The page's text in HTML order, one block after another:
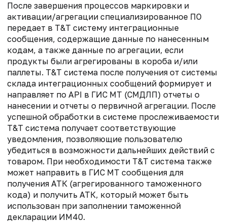
После завершения процессов маркировки и
активации/агрегации специализированное ПО
передает в T&T систему интеграционные
сообщения, содержащие данные по нанесенным
кодам, а также данные по агрегации, если
продукты были агрегированы в короба и/или
паллеты. Т&Т система после получения от системы
склада интеграционных сообщений формирует и
направляет по API в ГИС МТ (СМДЛП) отчеты о
нанесении и отчеты о первичной агрегации. После
успешной обработки в системе прослеживаемости
Т&Т система получает соответствующие
уведомления, позволяющие пользователю
убедиться в возможности дальнейших действий с
товаром. При необходимости Т&Т система также
может направить в ГИС МТ сообщения для
получения АТК (агрегированного таможенного
кода) и получить АТК, который может быть
использован при заполнении таможенной
декларации ИМ40.